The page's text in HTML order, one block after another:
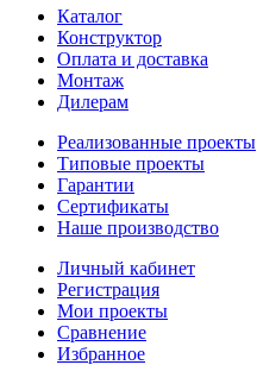
Каталог
Конструктор
Оплата и доставка
Монтаж
Дилерам
Реализованные проекты
Типовые проекты
Гарантии
Сертификаты
Наше производство
Личный кабинет
Регистрация
Мои проекты
Сравнение
Избранное